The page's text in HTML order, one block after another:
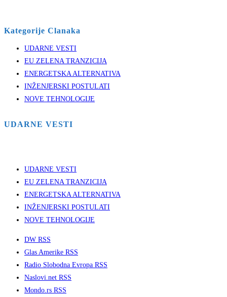
Kategorije Clanaka
UDARNE VESTI
EU ZELENA TRANZICIJA
ENERGETSKA ALTERNATIVA
INŽENJERSKI POSTULATI
NOVE TEHNOLOGIJE
UDARNE VESTI
UDARNE VESTI
EU ZELENA TRANZICIJA
ENERGETSKA ALTERNATIVA
INŽENJERSKI POSTULATI
NOVE TEHNOLOGIJE
DW RSS
Glas Amerike RSS
Radio Slobodna Evropa RSS
Naslovi.net RSS
Mondo.rs RSS